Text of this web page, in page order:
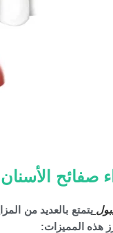
صفائح
يتمتع بالعديد من
هذه المميزات: